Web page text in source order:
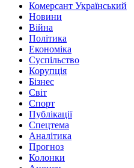
Комерсант Український
Новини
Війна
Політика
Економіка
Суспільство
Корупція
Бізнес
Світ
Спорт
Публікації
Спецтема
Аналітика
Прогноз
Колонки